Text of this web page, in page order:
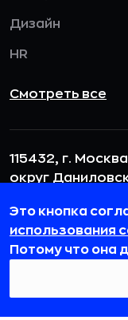
Дизайн
HR
Смотреть все
115432, г.
округ
team@rb.ru
Это кнопка
использования
Потому что она